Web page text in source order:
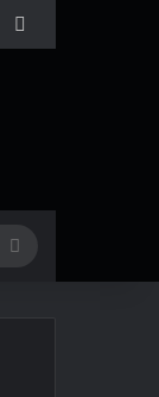
Facebook
Pesquisar